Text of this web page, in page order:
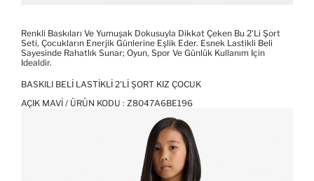
Renkli Baskıları Ve Yumuşak Dokusuyla Dikkat Çeken Bu 2'li Şort
Seti, Çocukların Enerjik Günlerine Eşlik Eder. Esnek Lastikli Beli
Sayesinde Rahatlık Sunar; Oyun, Spor Ve Günlük Kullanım Için
Idealdir.
BASKILI BELI LASTIKLI 2'LI ŞORT KIZ ÇOCUK
AÇIK MAVI / ÜRÜN KODU : Z8047A6BE196